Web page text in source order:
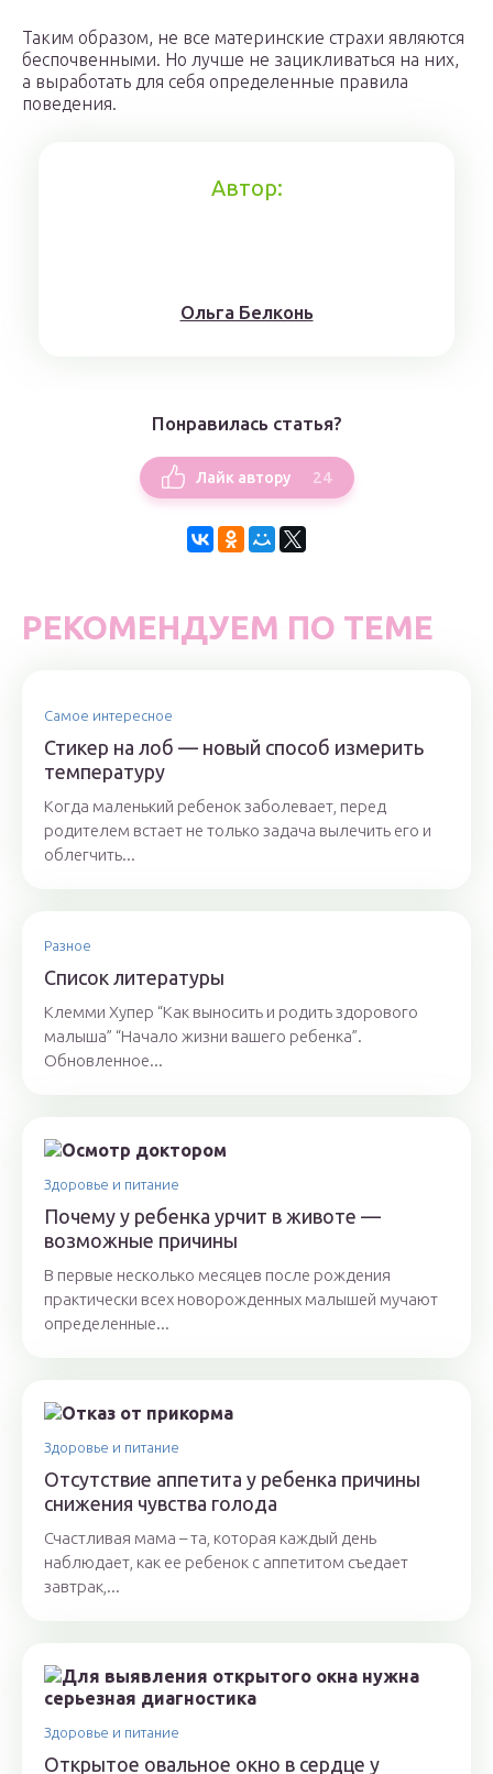
Таким образом, не все материнские страхи являются
беспочвенными. Но лучше не зацикливаться на них,
а выработать для себя определенные правила
поведения.
Автор:
Ольга Белконь
Понравилась статья?
Лайк автору 24
РЕКОМЕНДУЕМ ПО ТЕМЕ
Самое интересное
Стикер на лоб — новый способ измерить
температуру
Когда маленький ребенок заболевает, перед
родителем встает не только задача вылечить его и
облегчить...
Разное
Список литературы
Клемми Хупер “Как выносить и родить здорового
малыша” “Начало жизни вашего ребенка”.
Обновленное...
Здоровье и питание
Почему у ребенка урчит в животе —
возможные причины
В первые несколько месяцев после рождения
практически всех новорожденных малышей мучают
определенные...
Здоровье и питание
Отсутствие аппетита у ребенка причины
снижения чувства голода
Счастливая мама – та, которая каждый день
наблюдает, как ее ребенок с аппетитом съедает
завтрак,...
Здоровье и питание
Открытое овальное окно в сердце у